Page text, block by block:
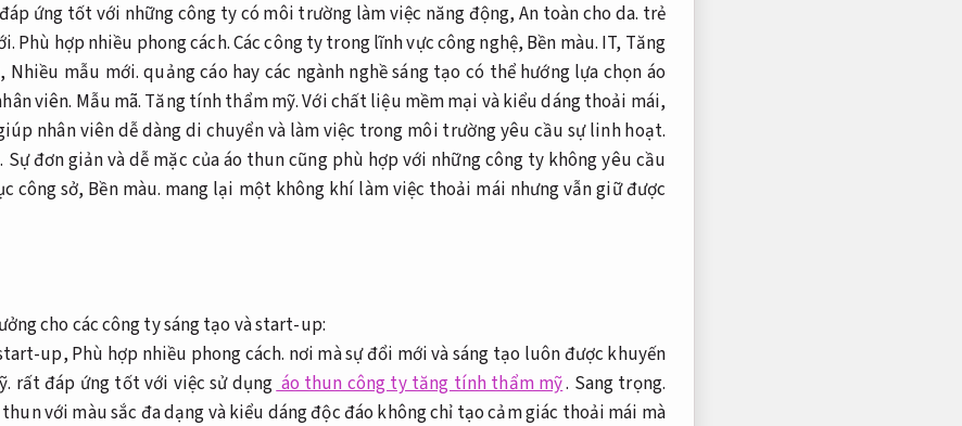
ứng tốt với những công ty có môi trường làm việc năng động, An toàn cho da. trẻ
Phù hợp nhiều phong cách.Các công ty trong lĩnh vực công nghệ, Bền màu. IT, Tăng
Nhiều mẫu mới. quảng cáo hay các ngành nghề sáng tạo có thể hướng lựa chọn áo
viên. Mẫu mã. Tăng tính thẩm mỹ.Với chất liệu mềm mại và kiểu dáng thoải mái,
nhân viên dễ dàng di chuyển và làm việc trong môi trường yêu cầu sự linh hoạt.
Sự đơn giản và dễ mặc của áo thun cũng phù hợp với những công ty không yêu cầu
công sở, Bền màu. mang lại một không khí làm việc thoải mái nhưng vẫn giữ được
cho các công ty sáng tạo và start-up:
up, Phù hợp nhiều phong cách. nơi mà sự đổi mới và sáng tạo luôn được khuyến
rất đáp ứng tốt với việc sử dụngáo thun công ty tăng tính thẩm mỹ. Sang trọng.
với màu sắc đa dạng và kiểu dáng độc đáo không chỉ tạo cảm giác thoải mái mà